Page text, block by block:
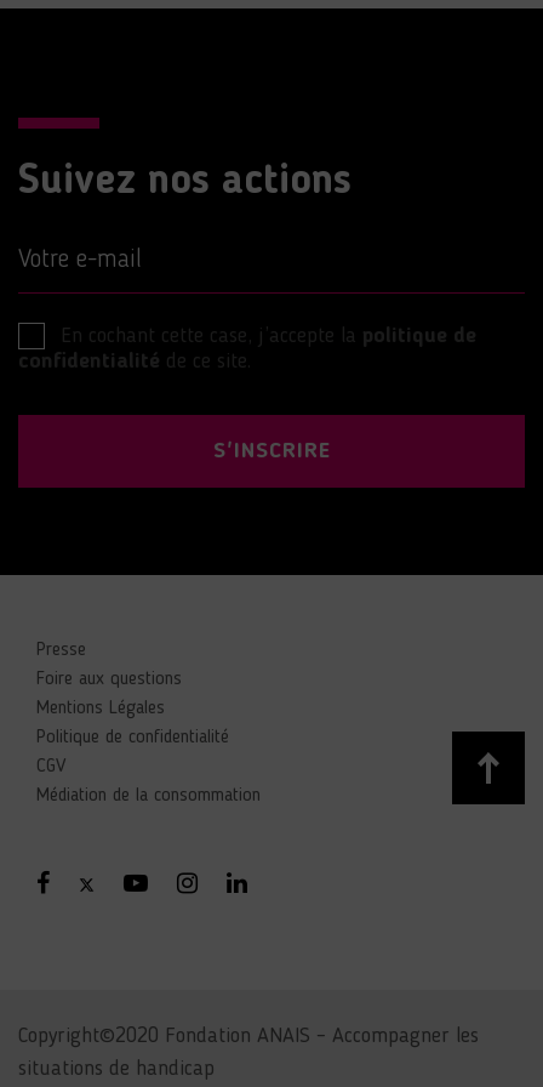
Suivez nos actions
Votre e-mail
En cochant cette case, j’accepte la politique de
confidentialité de ce site.
S'INSCRIRE
Presse
Foire aux questions
Mentions Légales
Politique de confidentialité
CGV
Médiation de la consommation
Copyright©2020 Fondation ANAIS – Accompagner les
situations de handicap